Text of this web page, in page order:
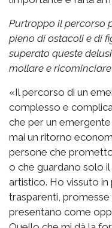
Purtroppo il percorso
pieno di ostacoli e di
superato queste
mollare e
«Il percorso di un
complesso e
che per un
mai un ritorno
persone che
o che guardano solo
artistico. Ho vissuto
trasparenti,
presentano come